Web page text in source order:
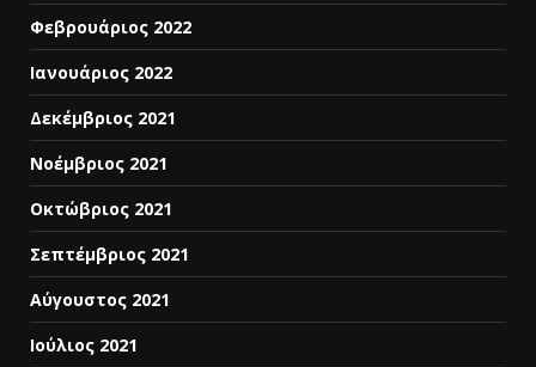
Φεβρουάριος 2022
Ιανουάριος 2022
Δεκέμβριος 2021
Νοέμβριος 2021
Οκτώβριος 2021
Σεπτέμβριος 2021
Αύγουστος 2021
Ιούλιος 2021